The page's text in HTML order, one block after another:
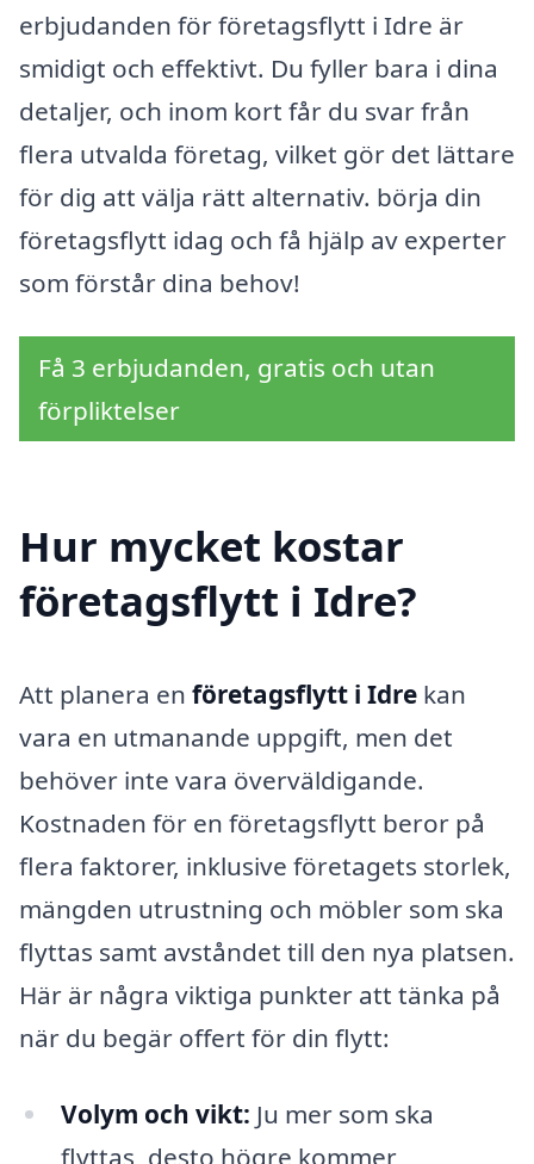
erbjudanden för företagsflytt i Idre är
smidigt och effektivt. Du fyller bara i dina
detaljer, och inom kort får du svar från
flera utvalda företag, vilket gör det lättare
för dig att välja rätt alternativ. börja din
företagsflytt idag och få hjälp av experter
som förstår dina behov!
Få 3 erbjudanden, gratis och utan
förpliktelser
Hur mycket kostar
företagsflytt i Idre?
Att planera en företagsflytt i Idre kan
vara en utmanande uppgift, men det
behöver inte vara överväldigande.
Kostnaden för en företagsflytt beror på
flera faktorer, inklusive företagets storlek,
mängden utrustning och möbler som ska
flyttas samt avståndet till den nya platsen.
Här är några viktiga punkter att tänka på
när du begär offert för din flytt:
Volym och vikt: Ju mer som ska
flyttas, desto högre kommer